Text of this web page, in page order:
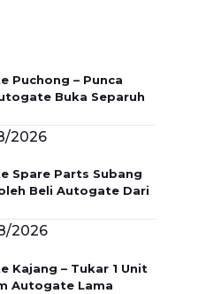
Puchong – Punca
Buka Separuh
2026
Spare Parts Subang
Beli Autogate Dari
2026
Kajang – Tukar 1 Unit
Autogate Lama